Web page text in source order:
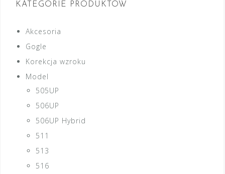
KATEGORIE PRODUKTÓW
Akcesoria
Gogle
Korekcja wzroku
Model
505UP
506UP
506UP Hybrid
511
513
516